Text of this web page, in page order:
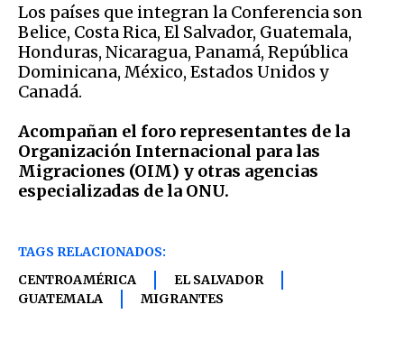
Los países que integran la Conferencia son
Belice, Costa Rica, El Salvador, Guatemala,
Honduras, Nicaragua, Panamá, República
Dominicana, México, Estados Unidos y
Canadá.
Acompañan el foro representantes de la
Organización Internacional para las
Migraciones (OIM) y otras agencias
especializadas de la ONU.
TAGS RELACIONADOS:
CENTROAMÉRICA
EL SALVADOR
GUATEMALA
MIGRANTES